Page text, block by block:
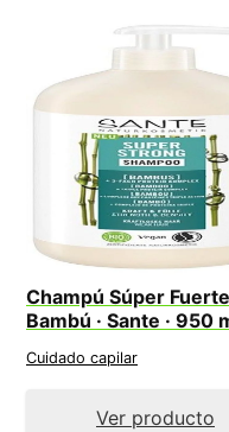
Champú Súper Fuerte
Bambú · Sante · 950
Cuidado capilar
Ver producto